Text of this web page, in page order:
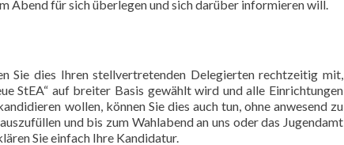
Abend für sich überlegen und sich darüber informieren will.
Sie dies Ihren stellvertretenden Delegierten rechtzeitig mit,
StEA“ auf breiter Basis gewählt wird und alle Einrichtungen
wollen, können Sie dies auch tun, ohne anwesend zu
auszufüllen und bis zum Wahlabend an uns oder das Jugendamt
Sie einfach Ihre Kandidatur.